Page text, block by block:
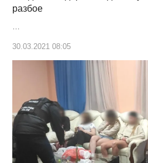
разбое
…
30.03.2021 08:05